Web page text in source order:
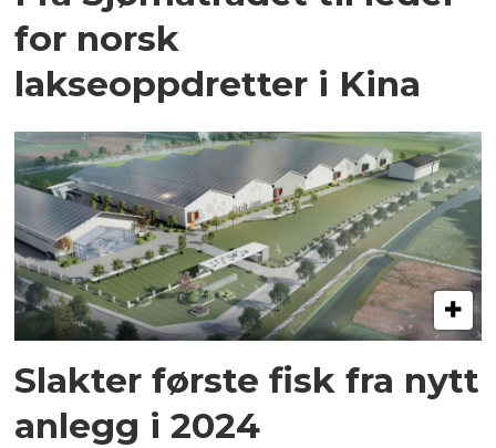
for norsk
lakseoppdretter i Kina
Slakter første fisk fra nytt
anlegg i 2024